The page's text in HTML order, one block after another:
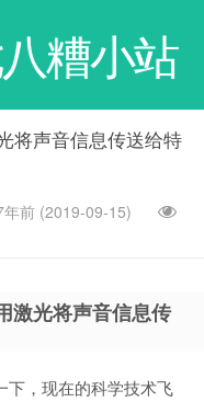
糟小站
将声音信息传送给特
年前 (2019-09-15)
激光将声音信息传
下，现在的科学技术飞